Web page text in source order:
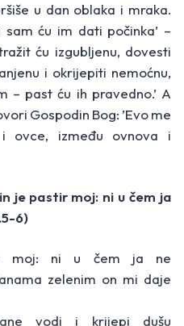
u dan oblaka i mraka.
ću im dati počinka’ –
ću izgubljenu, dovesti
i okrijepiti nemoćnu,
– past ću ih pravedno.’ A
Gospodin Bog: ’Evo me
ovce, između ovnova i
je pastir moj: ni u čem ja
6)
moj: ni u čem ja ne
zelenim on mi daje
vodi i krijepi dušu